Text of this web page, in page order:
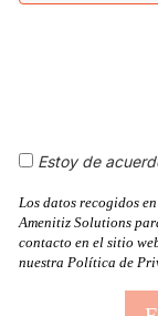
Estoy de
Los datos recogidos
Amenitiz Solutions
contacto en el sitio
nuestra Política de